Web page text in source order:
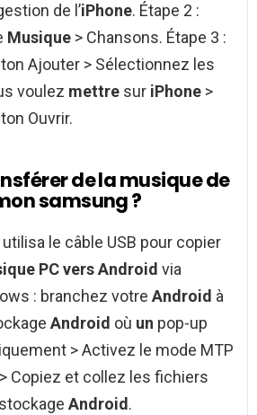
de l’iPhone. Étape 2 :
Musique > Chansons. Étape 3 :
Ajouter > Sélectionnez les
voulez mettre sur iPhone >
Ouvrir.
de la musique de
samsung ?
le câble USB pour copier
PC vers Android via
: branchez votre Android à
Android où un pop-up
> Activez le mode MTP
Copiez et collez les fichiers
Android.